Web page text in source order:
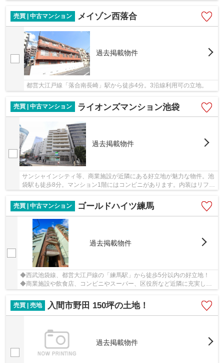
売買 | 中古マンション
メイゾン西落合
過去掲載物件
都営大江戸線「落合南長崎」駅から徒歩4分。3沿線利用可の立地。
売買 | 中古マンション ライオンズマンション池袋
過去掲載物件
サンシャインシティ等、商業施設が近隣にある好立地が魅力な物件。池
袋駅も徒歩8分。マンション1階にはコンビニがあります。内装はリフォ
売買 | 中古マンション
ゴールドハイツ練馬
過去掲載物件
◆西武池袋線、都営大江戸線の「練馬駅」から徒歩5分以内の好立地！
◆商業施設や飲食店、コンビニやスーパー、区役所など近隣に充実して
売買 | 売地
入間市野田 150坪の土地！
過去掲載物件